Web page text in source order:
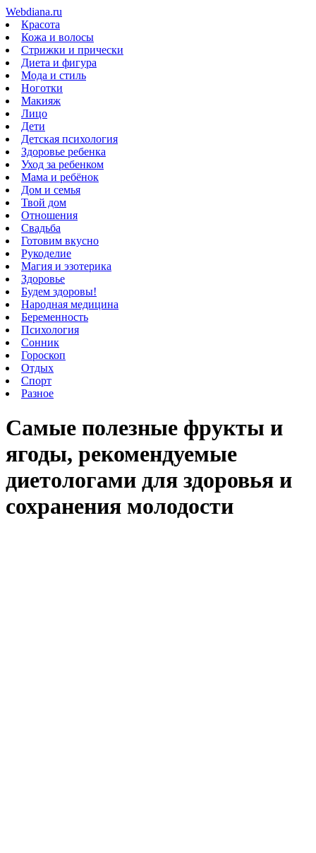
Webdiana.ru
Красота
Кожа и волосы
Стрижки и прически
Диета и фигура
Мода и стиль
Ноготки
Макияж
Лицо
Дети
Детская психология
Здоровье ребенка
Уход за ребенком
Мама и ребёнок
Дом и семья
Твой дом
Отношения
Свадьба
Готовим вкусно
Рукоделие
Магия и эзотерика
Здоровье
Будем здоровы!
Народная медицина
Беременность
Психология
Сонник
Гороскоп
Отдых
Спорт
Разное
Самые полезные фрукты и
ягоды, рекомендуемые
диетологами для здоровья и
сохранения молодости